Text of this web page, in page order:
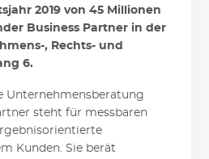
2019 von 45 Millionen
Business Partner in der
, Rechts- und
6.
Unternehmensberatung
steht für messbaren
Kunden. Sie berät